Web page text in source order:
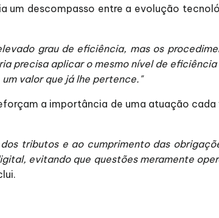
um descompasso entre a evolução
grau de eficiência, mas os
precisa aplicar o mesmo nível de
valor que já lhe pertence."
a importância de uma atuação
tributos e ao cumprimento das
evitando que questões meramente